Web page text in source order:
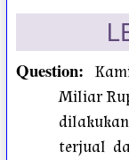
Question:
Miliar
terjual